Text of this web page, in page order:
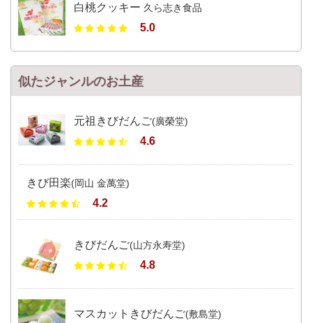
白桃クッキー 久ら志き食品
5.0
似たジャンルのお土産
元祖きびだんご(廣榮堂)
4.6
きび田楽(岡山 金萬堂)
4.2
きびだんご(山方永寿堂)
4.8
マスカットきびだんご(敷島堂)